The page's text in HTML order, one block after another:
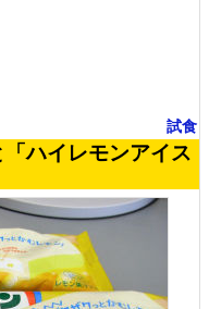
試食
ハイレモンアイス